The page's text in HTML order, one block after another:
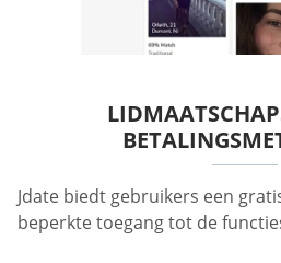
Jdate biedt gebruikers een
beperkte toegang tot de